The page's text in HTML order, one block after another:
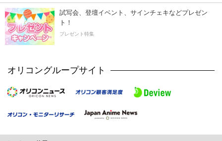
試写会、登壇イベント、サインチェキなどプレゼン
ト！
プレゼント特集
オリコングループサイト